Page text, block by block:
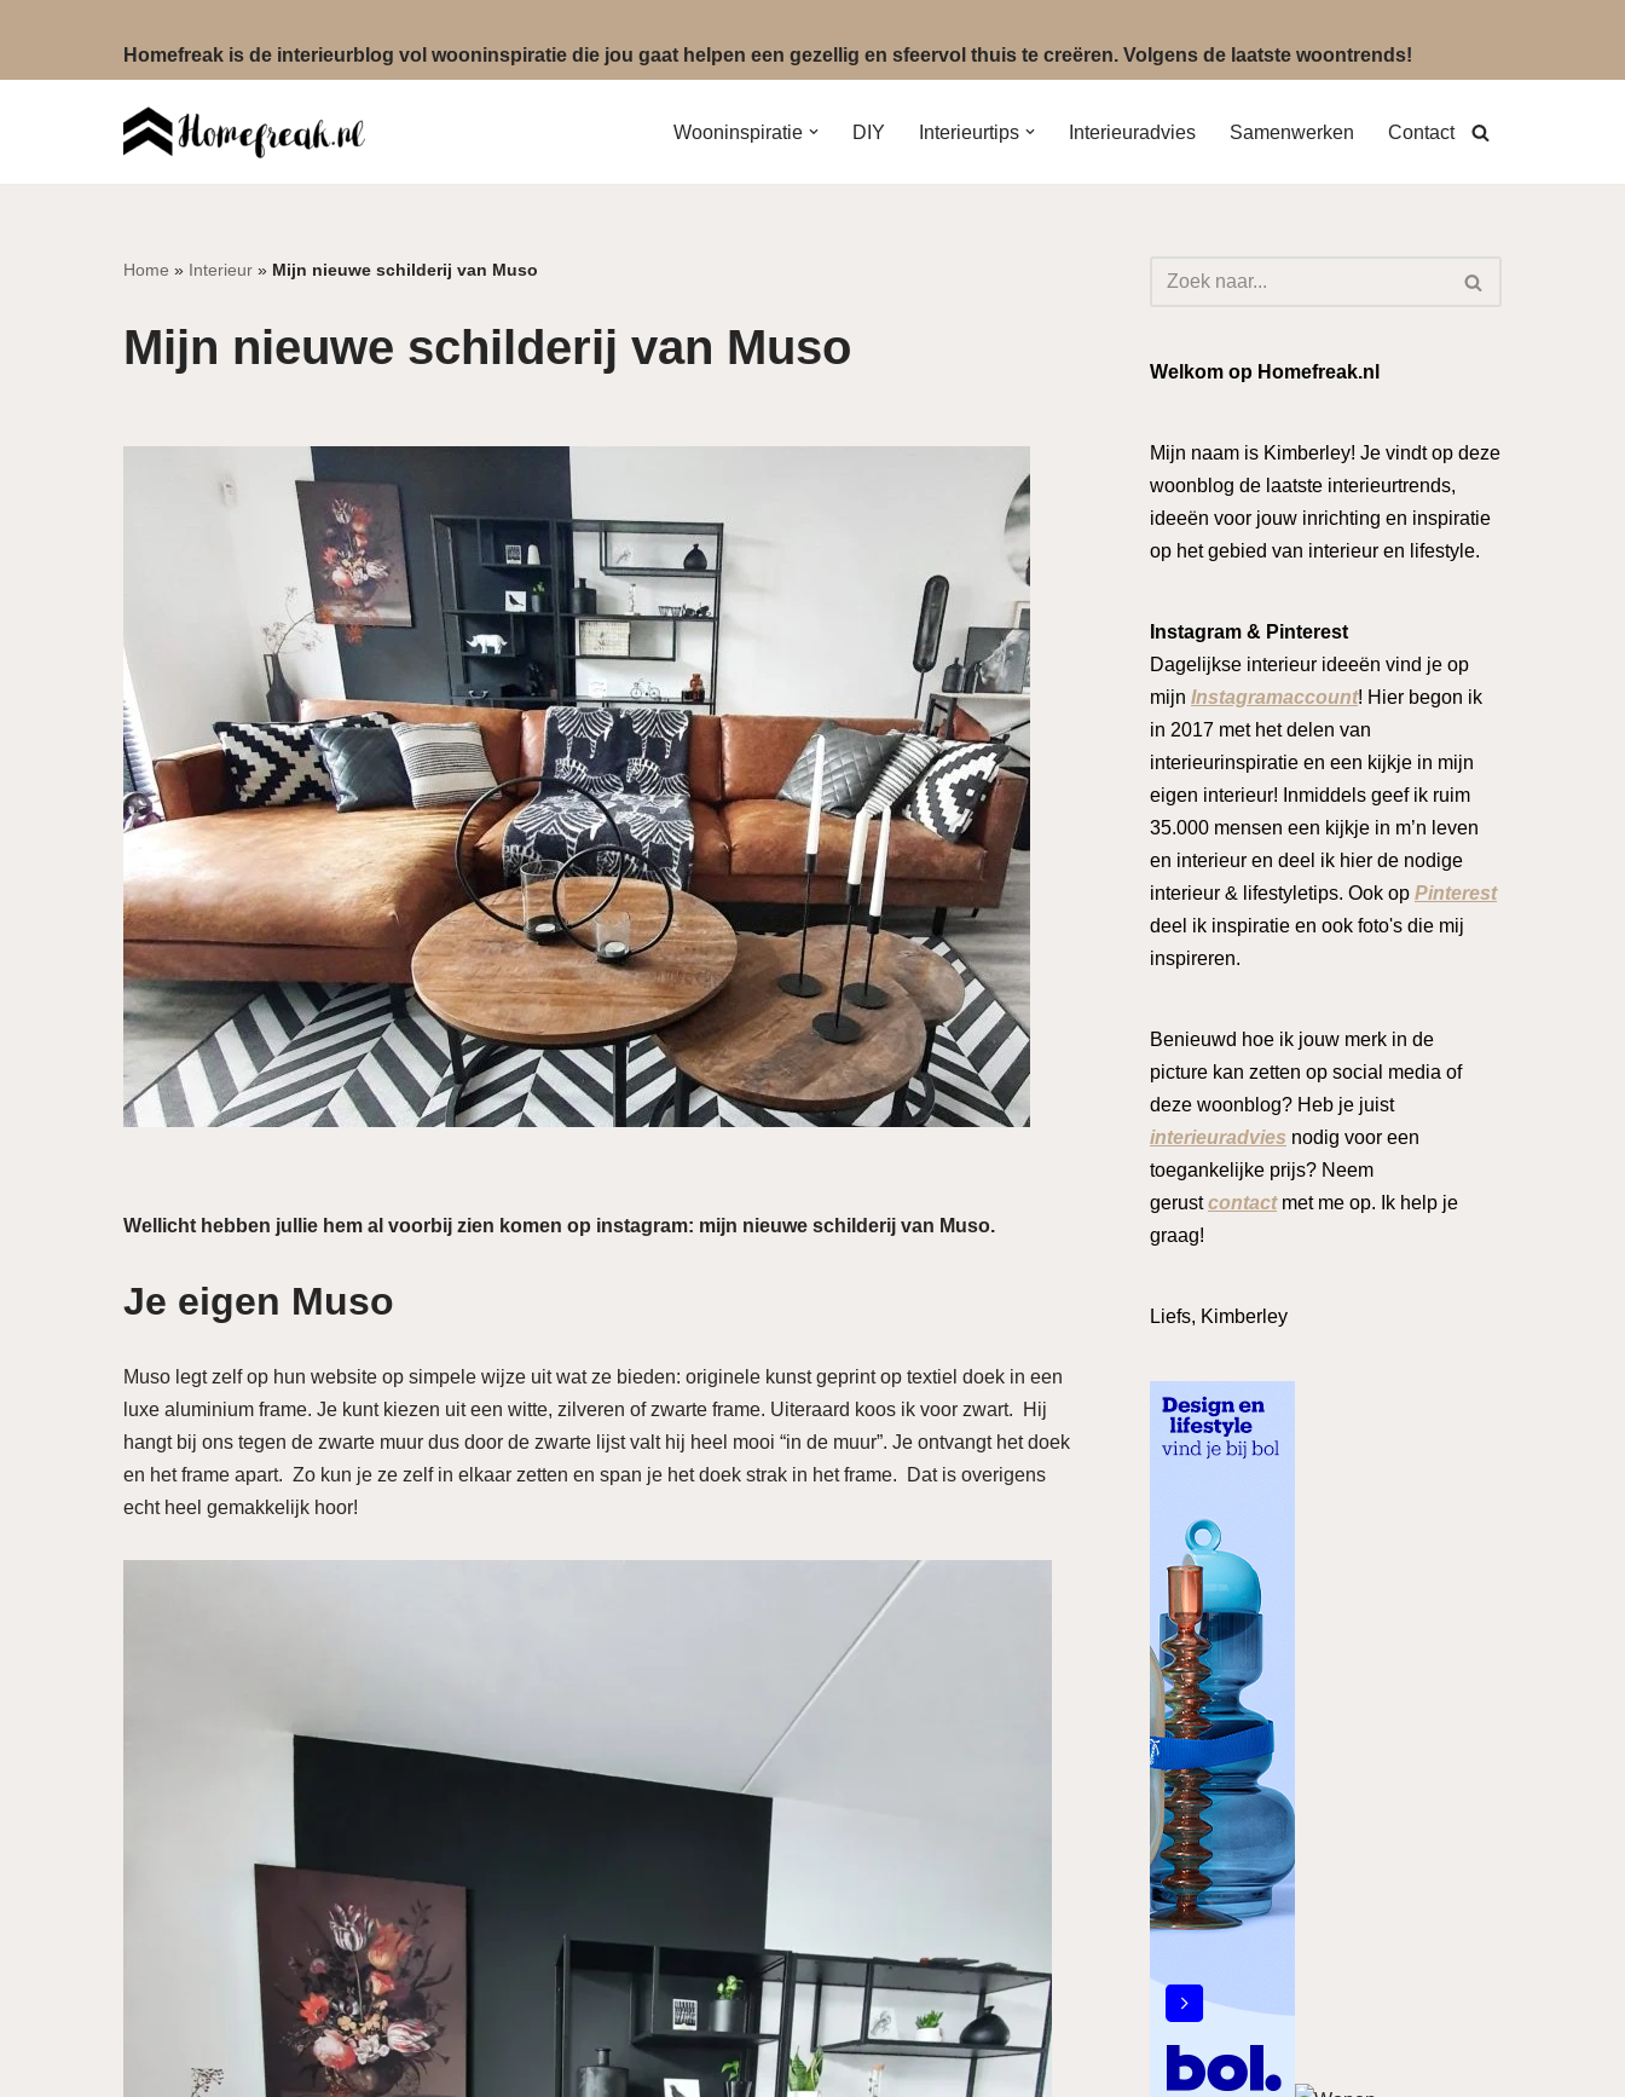
Homefreak is de interieurblog vol wooninspiratie die jou gaat helpen een gezellig en sfeervol thuis te creëren. Volgens de laatste woontrends!
Wooninspiratie DIY Interieurtips Interieuradvies Samenwerken Contact
Home » Interieur » Mijn nieuwe schilderij van Muso
Mijn nieuwe schilderij van Muso
Wellicht hebben jullie hem al voorbij zien komen op instagram: mijn nieuwe schilderij van Muso.
Je eigen Muso
Muso legt zelf op hun website op simpele wijze uit wat ze bieden: originele kunst geprint op textiel doek in een
luxe aluminium frame. Je kunt kiezen uit een witte, zilveren of zwarte frame. Uiteraard koos ik voor zwart. Hij
hangt bij ons tegen de zwarte muur dus door de zwarte lijst valt hij heel mooi “in de muur”. Je ontvangt het doek
en het frame apart. Zo kun je ze zelf in elkaar zetten en span je het doek strak in het frame. Dat is overigens
echt heel gemakkelijk hoor!
Welkom op Homefreak.nl
Mijn naam is Kimberley! Je vindt op deze
woonblog de laatste interieurtrends,
ideeën voor jouw inrichting en inspiratie
op het gebied van interieur en lifestyle.
Instagram & Pinterest
Dagelijkse interieur ideeën vind je op
mijn Instagramaccount! Hier begon ik
in 2017 met het delen van
interieurinspiratie en een kijkje in mijn
eigen interieur! Inmiddels geef ik ruim
35.000 mensen een kijkje in m’n leven
en interieur en deel ik hier de nodige
interieur & lifestyletips. Ook op Pinterest
deel ik inspiratie en ook foto's die mij
inspireren.
Benieuwd hoe ik jouw merk in de
picture kan zetten op social media of
deze woonblog? Heb je juist
interieuradvies nodig voor een
toegankelijke prijs? Neem
gerustcontactmet me op. Ik help je
graag!
Liefs, Kimberley